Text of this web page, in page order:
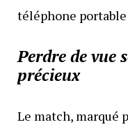
téléphone
Perdre de vue
précieux
Le match, marqué